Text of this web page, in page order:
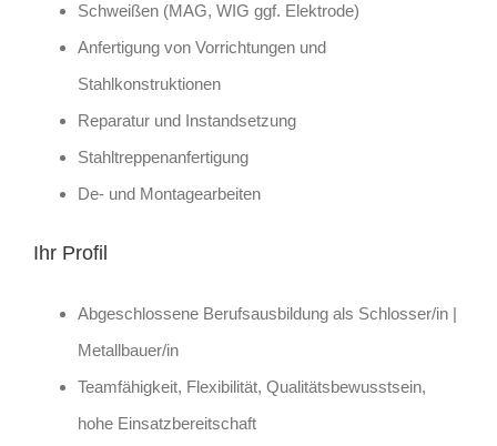
Schweißen (MAG, WIG ggf. Elektrode)
Anfertigung von Vorrichtungen und
Stahlkonstruktionen
Reparatur und Instandsetzung
Stahltreppenanfertigung
De- und Montagearbeiten
Ihr Profil
Abgeschlossene Berufsausbildung als Schlosser/in |
Metallbauer/in
Teamfähigkeit, Flexibilität, Qualitätsbewusstsein,
hohe Einsatzbereitschaft